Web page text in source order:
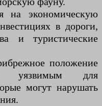
на экономическую
в дороги,
и туристические
положение
уязвимым для
могут нарушать